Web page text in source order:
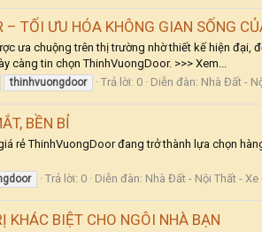
TỐI ƯU HÓA KHÔNG GIAN SỐNG
ưa chuộng trên thị trường nhờ thiết kế hiện đại,
càng tin chọn ThinhVuongDoor. >>> Xem...
thinhvuongdoor Trả lời: 0 Diễn đàn: Nhà Đất -
BỀN BỈ
rẻ ThinhVuongDoor đang trở thành lựa chọn
Trả lời: 0 Diễn đàn: Nhà Đất - Nội Thất - Xe
KHÁC BIỆT CHO NGÔI NHÀ BẠN